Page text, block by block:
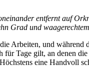
entfernt auf
Grad und
Arbeiten, und während
für Tage gilt, an denen
eine Handvoll